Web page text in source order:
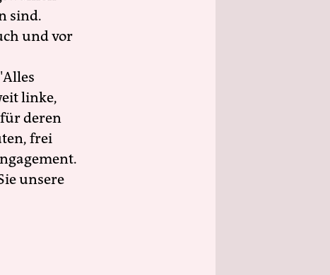
sind.
und vor
linke,
deren
frei
unsere